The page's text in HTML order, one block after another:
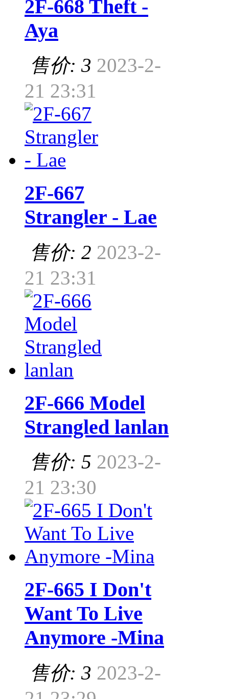
2F-668 Theft -
Aya
售价: 3 2023-2-
21 23:31
2F-667
Strangler - Lae
售价: 2 2023-2-
21 23:31
2F-666 Model
Strangled lanlan
售价: 5 2023-2-
21 23:30
2F-665 I Don't
Want To Live
Anymore -Mina
售价: 3 2023-2-